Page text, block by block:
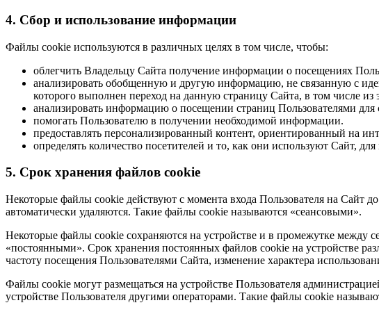
4. Сбор и использование информации
Файлы cookie используются в различных целях в том числе, чтобы:
облегчить Владельцу Сайта получение информации о посещениях
анализировать обобщенную и другую информацию, не связанную с
которого выполнен переход на данную страницу Сайта, в том числе из
анализировать информацию о посещении страниц Пользователями
помогать Пользователю в получении необходимой информации.
предоставлять персонализированный контент, ориентированный на
определять количество посетителей и то, как они используют Сайт,
5. Срок хранения файлов cookie
Некоторые файлы cookie действуют с момента входа Пользователя на Сайт
автоматически удаляются. Такие файлы cookie называются «сеансовыми».
Некоторые файлы cookie сохраняются на устройстве и в промежутке между
«постоянными». Срок хранения постоянных файлов cookie на устройстве
частоту посещения Пользователями Сайта, изменение характера
Файлы cookie могут размещаться на устройстве Пользователя
устройстве Пользователя другими операторами. Такие файлы cookie